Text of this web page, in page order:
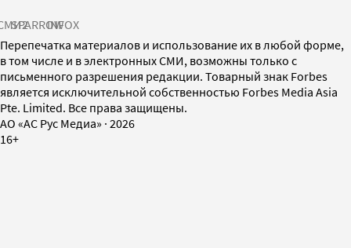
SPARROWINFOX
Перепечатка материалов и использование их в любой форме,
в том числе и в электронных СМИ, возможны только с
письменного разрешения редакции. Товарный знак Forbes
является исключительной собственностью Forbes Media Asia
Pte. Limited. Все права защищены.
AO «АС Рус Медиа» · 2026
16+